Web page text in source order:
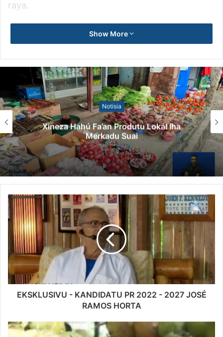
raya.
Sebelumnya DNTT berencana mengecet kembali
117 kilometer stop line, median line dan zebra
cross di ibu kota Dili.
(Qika/Eko)
Show More
Notísia
Xineza Hahú Fa’an Produtu Lokál Iha
Merkadu Suai
EKSKLUSIVU - KANDIDATU PR 2022 - 2027 JOSÉ
RAMOS HORTA